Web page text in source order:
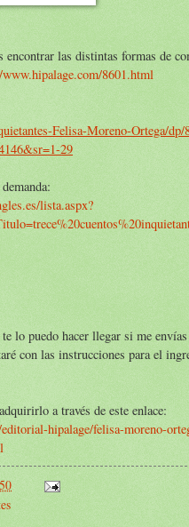
encontrar las distintas formas de
8601.html
Felisa-Moreno-Ortega/
29
lista.aspx?
lo puedo hacer llegar si me
con las instrucciones para el
a través de este enlace:
hipalage/felisa-moreno-